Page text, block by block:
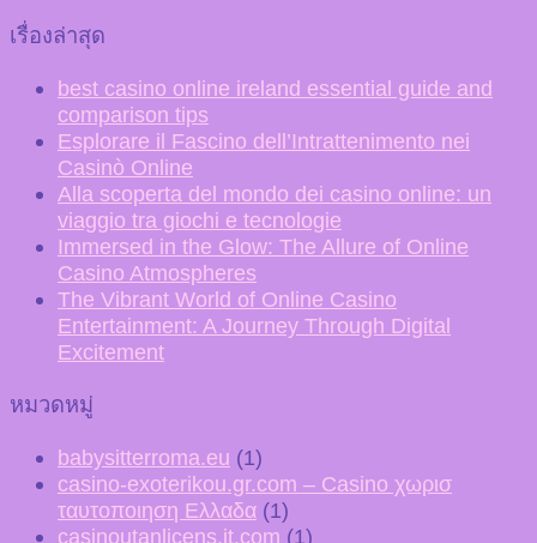
เรื่องล่าสุด
best casino online ireland essential guide and
comparison tips
Esplorare il Fascino dell’Intrattenimento nei
Casinò Online
Alla scoperta del mondo dei casino online: un
viaggio tra giochi e tecnologie
Immersed in the Glow: The Allure of Online
Casino Atmospheres
The Vibrant World of Online Casino
Entertainment: A Journey Through Digital
Excitement
หมวดหมู่
babysitterroma.eu (1)
casino-exoterikou.gr.com – Casino χωρισ
ταυτοποιηση Ελλαδα (1)
casinoutanlicens.it.com (1)